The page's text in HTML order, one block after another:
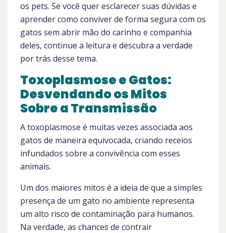
os pets. Se você quer esclarecer suas dúvidas e
aprender como conviver de forma segura com os
gatos sem abrir mão do carinho e companhia
deles, continue a leitura e descubra a verdade
por trás desse tema.
Toxoplasmose e Gatos:
Desvendando os Mitos
Sobre a Transmissão
A toxoplasmose é muitas vezes associada aos
gatos de maneira equivocada, criando receios
infundados sobre a convivência com esses
animais.
Um dos maiores mitos é a ideia de que a simples
presença de um gato no ambiente representa
um alto risco de contaminação para humanos.
Na verdade, as chances de contrair